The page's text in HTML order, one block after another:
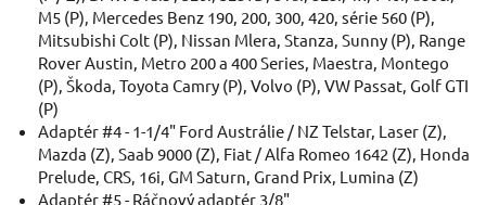
M5 (P), Mercedes Benz 190, 200, 300, 420, série 560 (P),
Mitsubishi Colt (P), Nissan Mlera, Stanza, Sunny (P), Range
Rover Austin, Metro 200 a 400 Series, Maestra, Montego
(P), Škoda, Toyota Camry (P), Volvo (P), VW Passat, Golf GTI
(P)
Adaptér #4 - 1-1/4" Ford Austrálie / NZ Telstar, Laser (Z),
Mazda (Z), Saab 9000 (Z), Fiat / Alfa Romeo 1642 (Z), Honda
Prelude, CRS, 16i, GM Saturn, Grand Prix, Lumina (Z)
Adaptér #5 - Ráčnový adaptér 3/8"